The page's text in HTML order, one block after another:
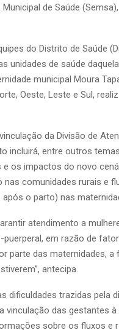
de Saúde
do Distrito de Saúde
unidades de saúde
municipal Moura
Oeste, Leste e Sul,
da Divisão de
incluirá, entre outros
os impactos do novo
comunidades rurais e
o parto) nas
atendimento a
em razão de
parte das maternidades, a
antecipa.
dificuldades trazidas pela
das gestantes
sobre os fluxos e